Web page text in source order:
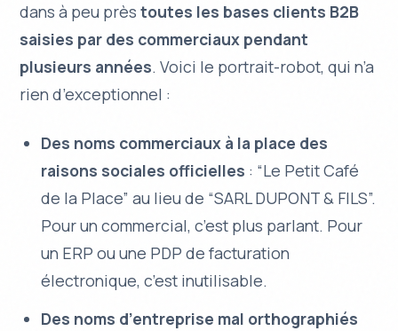
dans à peu prèstoutes les bases clients B2B
saisies par des commerciaux pendant
plusieurs années. Voici le portrait-robot, qui n’a
rien d’exceptionnel :
Des noms commerciaux à la place des
raisons sociales officielles : “Le Petit Café
de la Place” au lieu de “SARL DUPONT & FILS”.
Pour un commercial, c’est plus parlant. Pour
un ERP ou une PDP de facturation
électronique, c’est inutilisable.
Des noms d’entreprise mal orthographiés